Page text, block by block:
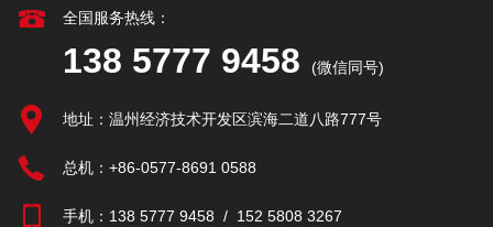
全国服务热线：
138 5777 9458 (微信同号)
地址：温州经济技术开发区滨海二道八路777号
总机： +86-0577-8691 0588
手机： 138 5777 9458 / 152 5808 3267